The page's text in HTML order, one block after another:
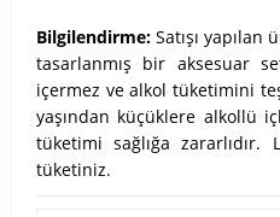
Bilgilendirme: Satışı
tasarlanmış bir aksesuar
içermez ve alkol tüketimini
yaşından küçüklere alkollü
tüketimi sağlığa
tüketiniz.